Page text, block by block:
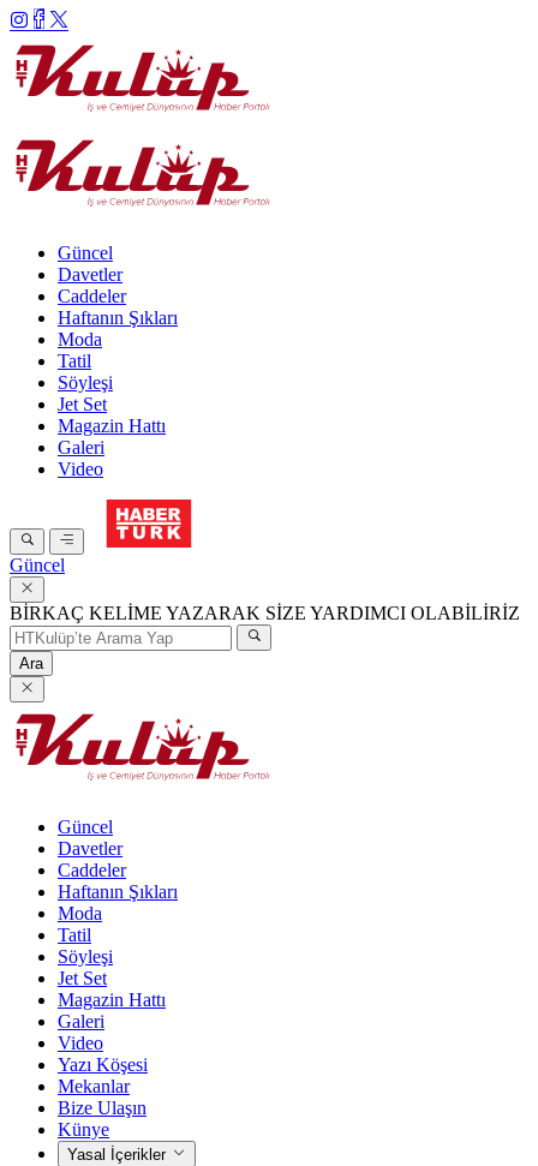
Güncel
Davetler
Caddeler
Haftanın Şıkları
Moda
Tatil
Söyleşi
Jet Set
Magazin Hattı
Galeri
Video
Güncel
BİRKAÇ KELİME YAZARAK SİZE YARDIMCI OLABİLİRİZ
Ara
Güncel
Davetler
Caddeler
Haftanın Şıkları
Moda
Tatil
Söyleşi
Jet Set
Magazin Hattı
Galeri
Video
Yazı Köşesi
Mekanlar
Bize Ulaşın
Künye
Yasal İçerikler